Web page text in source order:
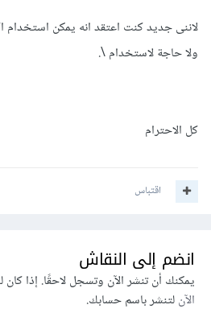
ولا حاجة لاستخدام \.
كل الاحترام
اقتباس
انضم إلى النقاش
يمكنك أن تنشر الآن وتسجل لاحقًا. إذا
الآنلتنشر باسم حسابك.